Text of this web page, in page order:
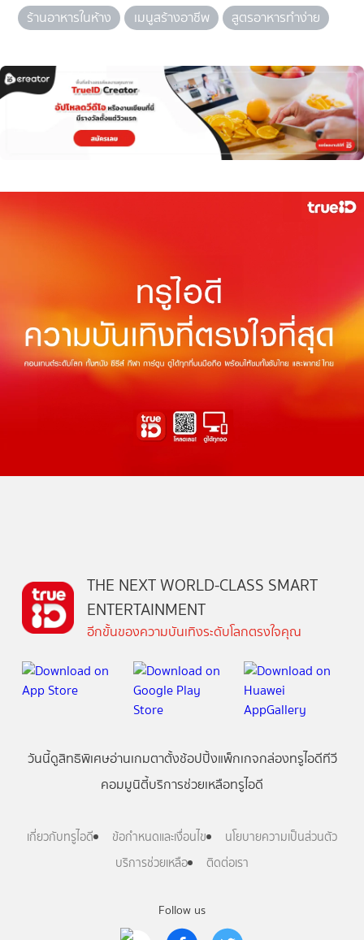
ร้านอาหารในห้าง
เมนูสร้างอาชีพ สูตรอาหารทำง่าย
Follow us
THE NEXT WORLD-CLASS SMART
ENTERTAINMENT
อีกขั้นของความบันเทิงระดับโลกตรงใจคุณ
วันนี้ดูสิทธิพิเศษอ่านเกมตาตั้งช้อปปิ้งแพ็กเกจกล่องทรูไอดีทีวี
คอมมูนิตี้บริการช่วยเหลือทรูไอดี
เกี่ยวกับทรูไอดี ข้อกำหนดและเงื่อนไข
นโยบายความเป็นส่วนตัว
บริการช่วยเหลือ
ติดต่อเรา